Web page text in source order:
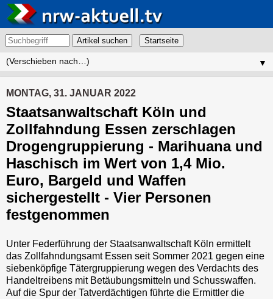
Artikel suchen
▼
MONTAG, 31. JANUAR 2022
Staatsanwaltschaft Köln und
Zollfahndung Essen zerschlagen
Drogengruppierung - Marihuana und
Haschisch im Wert von 1,4 Mio.
Euro, Bargeld und Waffen
sichergestellt - Vier Personen
festgenommen
Unter Federführung der Staatsanwaltschaft Köln ermittelt
das Zollfahndungsamt Essen seit Sommer 2021 gegen eine
siebenköpfige Tätergruppierung wegen des Verdachts des
Handeltreibens mit Betäubungsmitteln und Schusswaffen.
Auf die Spur der Tatverdächtigen führte die Ermittler die